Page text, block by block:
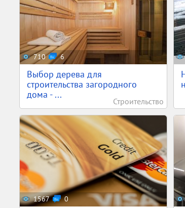
710 6
Выбор дерева для
строительства загородного
дома - ...
Строительство
1567 0